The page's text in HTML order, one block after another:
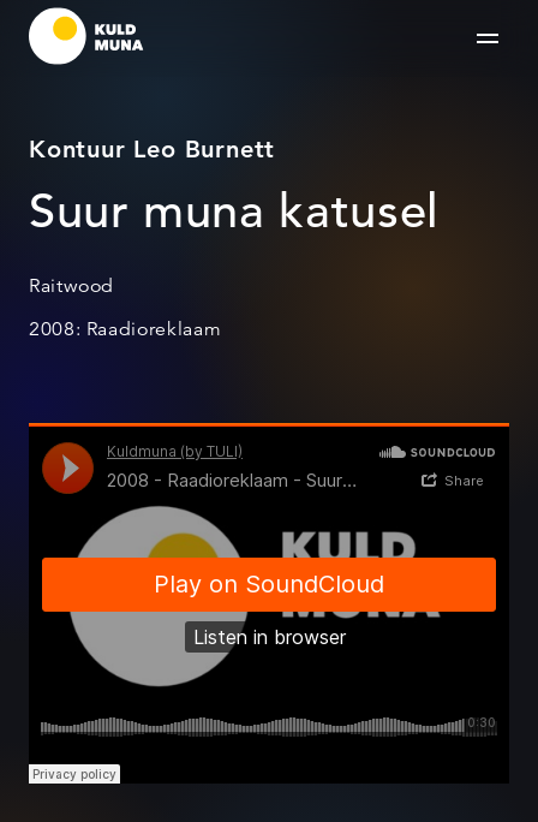
Kontuur Leo Burnett
Suur muna katusel
Raitwood
2008: Raadioreklaam